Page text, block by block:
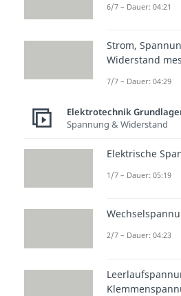
aufnehmen
Wenn du die
den
die
zwischen
dann kannst
U
Die Einheit
6/7 – Dauer: 04:21
Strom,
Widerstand
7/7 – Dauer: 04:29
Elektrotechnik
Spannung & Widerstand
Elektrische
1/7 – Dauer: 05:19
2/7 – Dauer: 04:23